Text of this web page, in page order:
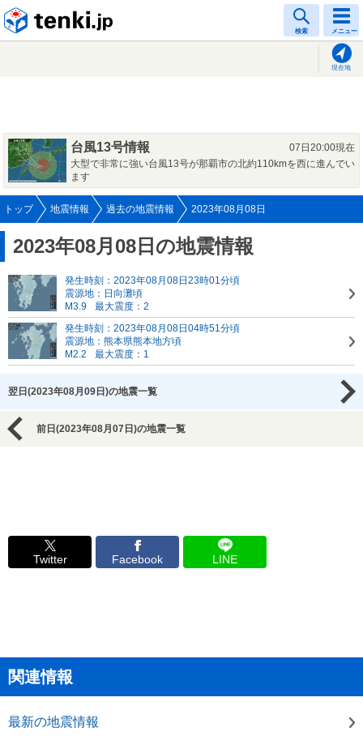
検索 メニュー
現在地
台風13号情報
07日20:00現在
大型で非常に強い台風13号が那覇市の北約110kmを西に進んでい
ます
トップ 地震情報 過去の地震情報 2023年08月08日
2023年08月08日の地震情報
発生時刻：2023年08月08日23時01分頃
震源地：日向灘頃
M3.9
最大震度：2
発生時刻：2023年08月08日04時51分頃
震源地：熊本県熊本地方頃
M2.2
最大震度：1
翌日(2023年08月09日)の地震一覧
前日(2023年08月07日)の地震一覧
Twitter Facebook LINE
関連情報
最新の地震情報